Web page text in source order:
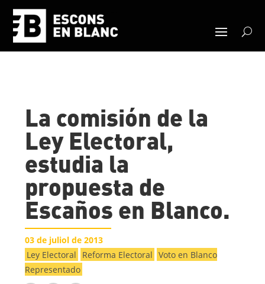
La comisión de la
Ley Electoral,
estudia la
propuesta de
Escaños en Blanco.
03 de juliol de 2013
Ley Electoral
Reforma Electoral
Voto en Blanco
Representado